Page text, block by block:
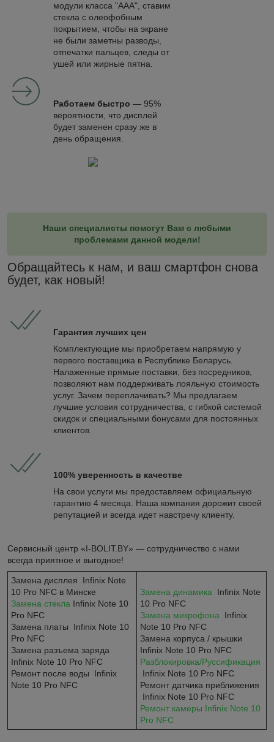
модули класса "ААА", ставим
стекла с олеофобным
покрытием, чтобы на экране
не были заметны разводы,
отпечатки пальцев, следы от
ушей или жирные пятна.
Работаем быстро — 95%
вероятности, что дисплей
будет заменен сразу же в
день обращения.
Наши специалисты помогут Вам с любыми
проблемами данной модели!
Обращайтесь к нам, и ваш смартфон снова
будет, как новый!
Гарантия лучших цен
Комплектующие мы приобретаем напрямую у
первого поставщика в Республике Беларусь.
Налаженные прямые поставки, без посредников,
позволяют нам поддерживать лояльную стоимость
услуг. Зачем переплачивать? Мы предлагаем
лучшие условия сотрудничества, с гибкой системой
скидок и специальными бонусами для постоянных
клиентов.
100% уверенность в качестве
На свои услуги мы предоставляем официальную
гарантию 4 месяца. Наша компания дорожит своей
репутацией и всегда идет навстречу клиенту.
Сервисный центр «I-BOLIT.BY» — сотрудничество с нами
всегда приятное и выгодное!
Замена дисплея Infinix Note
10 Pro NFC в Минске
Замена стекла Infinix Note 10
Pro NFC
Замена платы Infinix Note 10
Pro NFC
Замена разъема заряда
Infinix Note 10 Pro NFC
Ремонт после воды Infinix
Note 10 Pro NFC
Замена динамика
Infinix Note
10 Pro NFC
Замена микрофона
Infinix
Note 10 Pro NFC
Замена корпуса / крышки
Infinix Note 10 Pro NFC
Разблокировка/Руссификация
Infinix Note 10 Pro NFC
Ремонт датчика приближения
Infinix Note 10 Pro NFC​​
Ремонт камеры Infinix Note 10
Pro NFC